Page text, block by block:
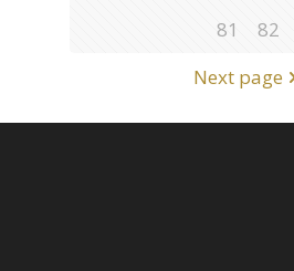
81
82
Next page